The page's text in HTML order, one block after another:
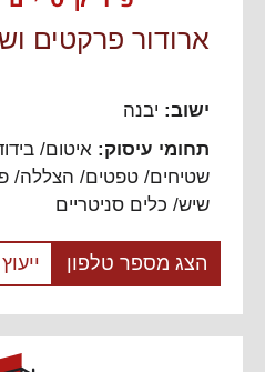
ארודור פרקטים
ישוב: יבנה
תחומי עיסוק: איטום/
שטיחים/ טפטים/ הצללה/
שיש/ כלים סניטריים
הצג מספר טלפון